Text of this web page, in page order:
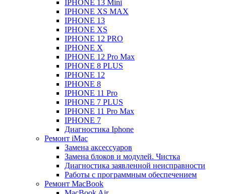
IPHONE 13 Mini
IPHONE XS MAX
IPHONE 13
IPHONE XS
IPHONE 12 PRO
IPHONE X
IPHONE 12 Pro Max
IPHONE 8 PLUS
IPHONE 12
IPHONE 8
IPHONE 11 Pro
IPHONE 7 PLUS
IPHONE 11 Pro Max
IPHONE 7
Диагностика Iphone
Ремонт iMac
Замена аксессуаров
Замена блоков и модулей. Чистка
Диагностика заявленной неисправности
Работы с программным обеспечением
Ремонт MacBook